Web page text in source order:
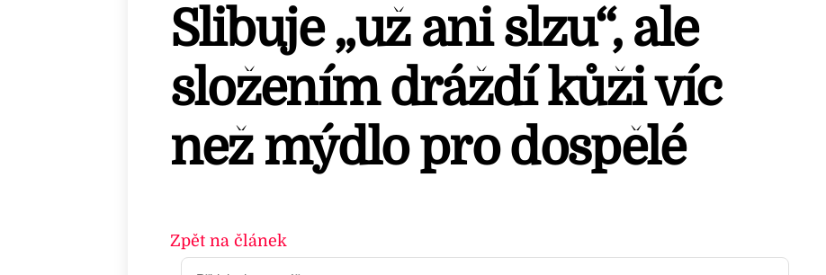
Slibuje „už ani slzu“, ale
složením dráždí kůži víc
než mýdlo pro dospělé
Zpět na článek